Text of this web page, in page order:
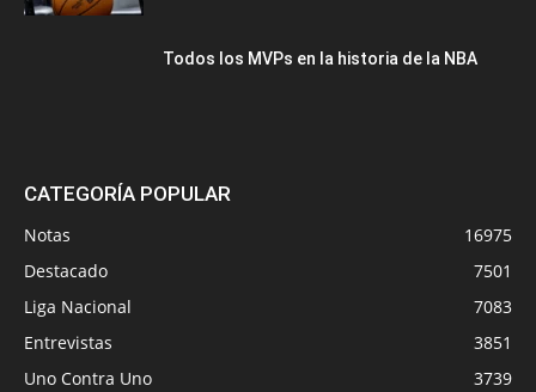
Todos los MVPs en la historia de la NBA
CATEGORÍA POPULAR
Notas
16975
Destacado
7501
Liga Nacional
7083
Entrevistas
3851
Uno Contra Uno
3739